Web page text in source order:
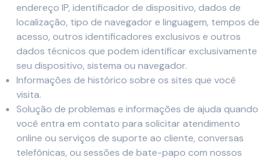
endereço IP, identificador de dispositivo, dados de
localização, tipo de navegador e linguagem, tempos de
acesso, outros identificadores exclusivos e outros
dados técnicos que podem identificar exclusivamente
seu dispositivo, sistema ou navegador.
Informações de histórico sobre os sites que você
visita.
Solução de problemas e informações de ajuda quando
você entra em contato para solicitar atendimento
online ou serviços de suporte ao cliente, conversas
telefônicas, ou sessões de bate-papo com nossos